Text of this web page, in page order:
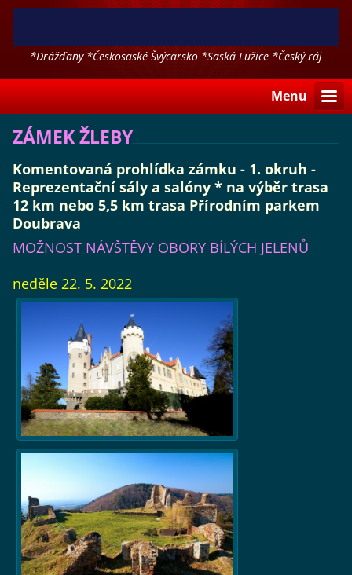
*Drážďany *Českosaské Švýcarsko *Saská Lužice *Český ráj
Menu
ZÁMEK ŽLEBY
Komentovaná prohlídka zámku - 1. okruh -
Reprezentační sály a salóny * na výběr trasa
12 km nebo 5,5 km trasa Přírodním parkem
Doubrava
MOŽNOST NÁVŠTĚVY OBORY BÍLÝCH JELENŮ
neděle 22. 5. 2022